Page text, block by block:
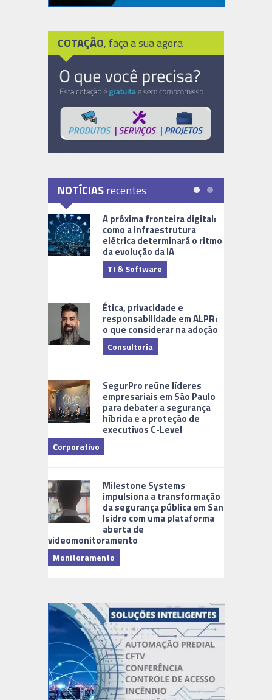
COTAÇÃO, faça a sua agora
NOTÍCIASrecentes
A próxima fronteira digital:
como a infraestrutura
elétrica determinará o ritmo
da evolução da IA
TI & Software
Ética, privacidade e
responsabilidade em ALPR:
o que considerar na adoção
Consultoria
SegurPro reúne líderes
empresariais em São Paulo
para debater a segurança
híbrida e a proteção de
executivos C-Level
Corporativo
Milestone Systems
impulsiona a transformação
da segurança pública em San
Isidro com uma plataforma
aberta de
videomonitoramento
Monitoramento